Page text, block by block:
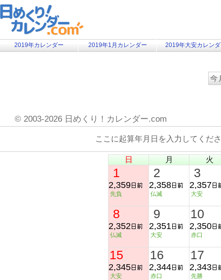
2019年カレンダー 2019年1月カレンダー 2019年大安カレン
© 2003-2026 日めくり！カレンダー.com
ここに起算年月日を入力してく
日 月 火
1
2,359
先負
2
2,358
仏滅
3
2,357
大安
8
2,352
仏滅
9
2,351
大安
10
2,350
赤口
15
2,345
大安
16
2,344
赤口
17
2,343
先勝